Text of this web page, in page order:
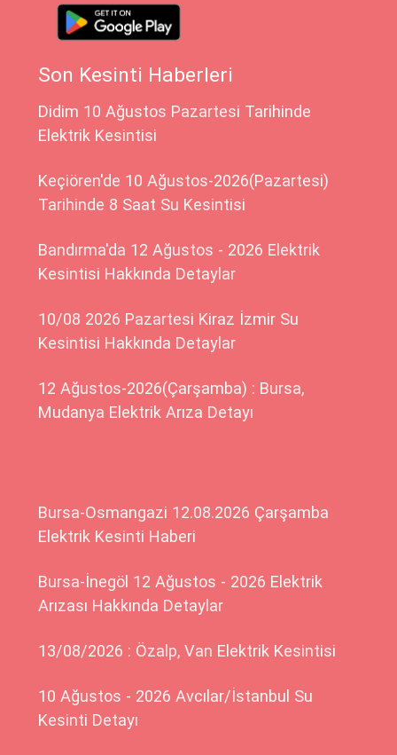
Son Kesinti Haberleri
Didim 10 Ağustos Pazartesi Tarihinde
Elektrik Kesintisi
Keçiören'de 10 Ağustos-2026(Pazartesi)
Tarihinde 8 Saat Su Kesintisi
Bandırma'da 12 Ağustos - 2026 Elektrik
Kesintisi Hakkında Detaylar
10/08 2026 Pazartesi Kiraz İzmir Su
Kesintisi Hakkında Detaylar
12 Ağustos-2026(Çarşamba) : Bursa,
Mudanya Elektrik Arıza Detayı
Bursa-Osmangazi 12.08.2026 Çarşamba
Elektrik Kesinti Haberi
Bursa-İnegöl 12 Ağustos - 2026 Elektrik
Arızası Hakkında Detaylar
13/08/2026 : Özalp, Van Elektrik Kesintisi
10 Ağustos - 2026 Avcılar/İstanbul Su
Kesinti Detayı